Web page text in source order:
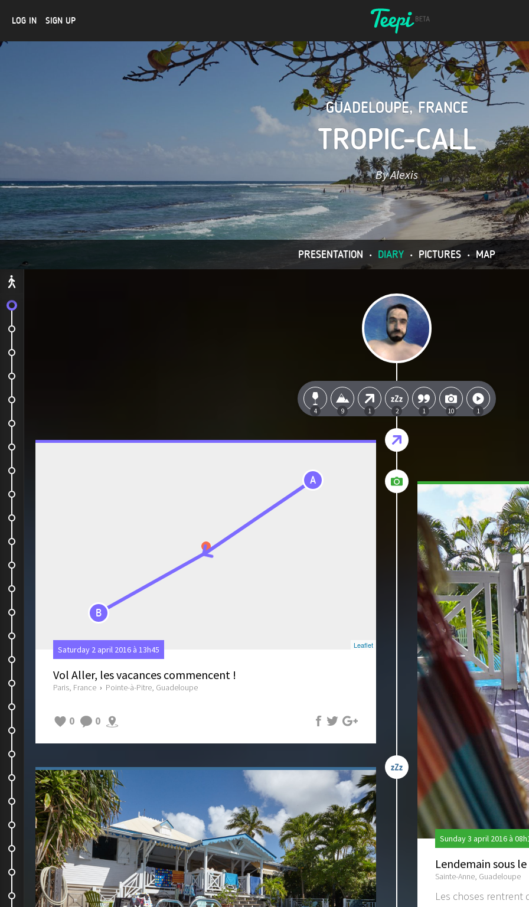
LOG IN SIGN UP
GUADELOUPE,FRANCE
TROPIC-CALL
By Alexis
PRESENTATION • DIARY • PICTURES • MAP
À l'eau !
Le Marin du Souffleur
L'anse du Souffleur
Pause culturelle
Plage de gros sable
L'arrivée sur le baie de Grande...
La maison de Grande Anse
Coucher de soleil à Deshaies
Un zoo bien sympa !
Mini balade découverte
Un dragon dans la maison
4 9 1 2 1 10 1
A
B
Leaflet
Saturday 2 april 2016 à 13h45
Vol Aller, les vacances commencent !
Paris, France › Pointe-à-Pitre, Guadeloupe
0 0
Sunday 3 april 2016 à
Lendemain sous
Sainte-Anne, Guadeloupe
Les choses rentrent